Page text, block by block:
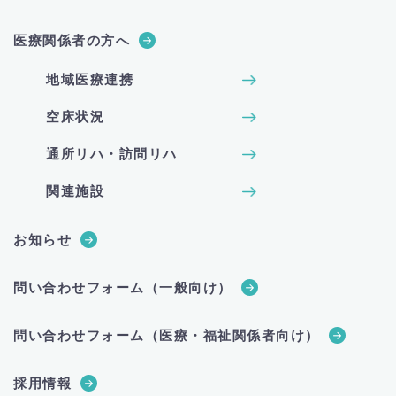
医療関係者の方へ
地域医療連携
空床状況
通所リハ・訪問リハ
関連施設
お知らせ
問い合わせフォーム（一般向け）
問い合わせフォーム（医療・福祉関係者向け）
採用情報